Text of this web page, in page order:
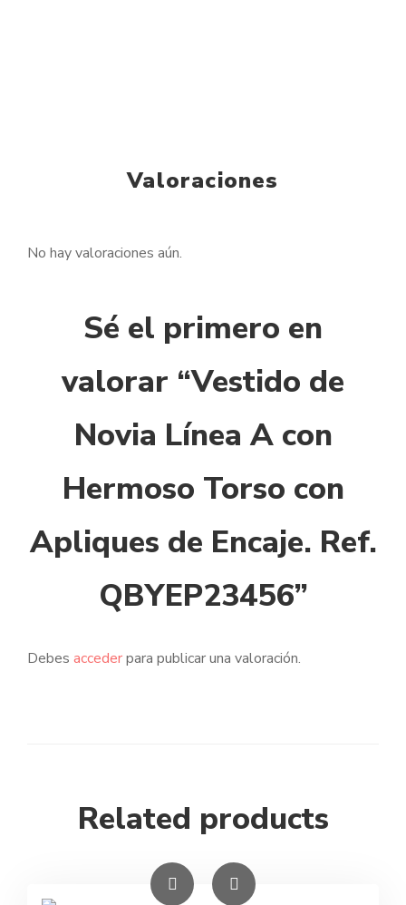
Valoraciones
No hay valoraciones aún.
Sé el primero en
valorar “Vestido de
Novia Línea A con
Hermoso Torso con
Apliques de Encaje. Ref.
QBYEP23456”
Debes accederpara publicar una valoración.
Related products